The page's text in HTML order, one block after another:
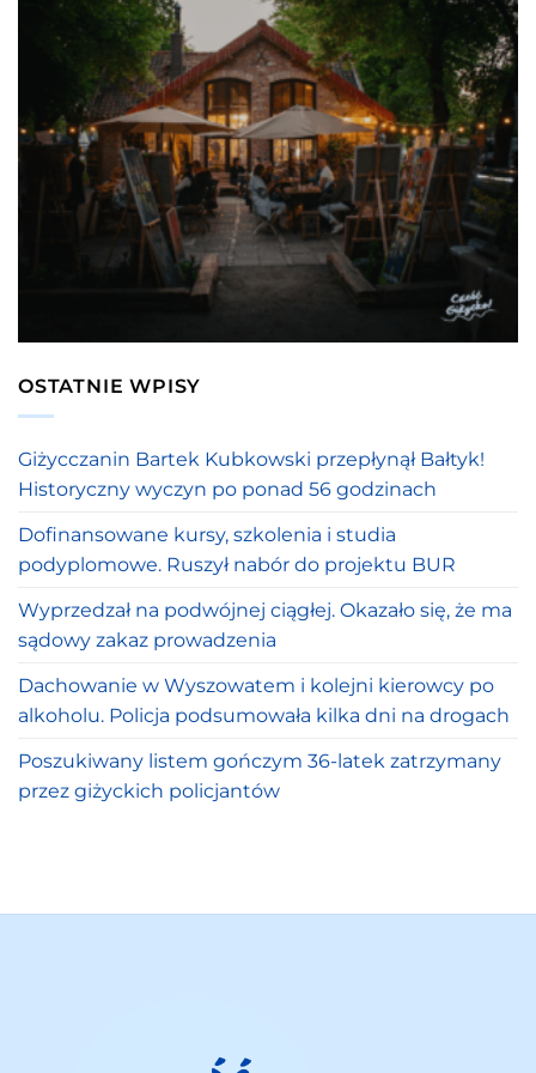
OSTATNIE WPISY
Giżycczanin Bartek Kubkowski przepłynął Bałtyk!
Historyczny wyczyn po ponad 56 godzinach
Dofinansowane kursy, szkolenia i studia
podyplomowe. Ruszył nabór do projektu BUR
Wyprzedzał na podwójnej ciągłej. Okazało się, że ma
sądowy zakaz prowadzenia
Dachowanie w Wyszowatem i kolejni kierowcy po
alkoholu. Policja podsumowała kilka dni na drogach
Poszukiwany listem gończym 36-latek zatrzymany
przez giżyckich policjantów